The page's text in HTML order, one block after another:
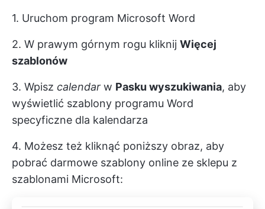
1. Uruchom program Microsoft Word
2. W prawym górnym rogu kliknij Więcej
szablonów
3. Wpisz calendar w Pasku wyszukiwania, aby
wyświetlić szablony programu Word
specyficzne dla kalendarza
4. Możesz też kliknąć poniższy obraz, aby
pobrać darmowe szablony online ze sklepu z
szablonami Microsoft: